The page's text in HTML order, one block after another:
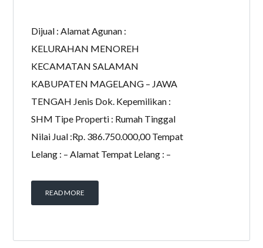
Dijual : Alamat Agunan :
KELURAHAN MENOREH
KECAMATAN SALAMAN
KABUPATEN MAGELANG – JAWA
TENGAH Jenis Dok. Kepemilikan :
SHM Tipe Properti : Rumah Tinggal
Nilai Jual :Rp. 386.750.000,00 Tempat
Lelang : – Alamat Tempat Lelang : –
READ MORE